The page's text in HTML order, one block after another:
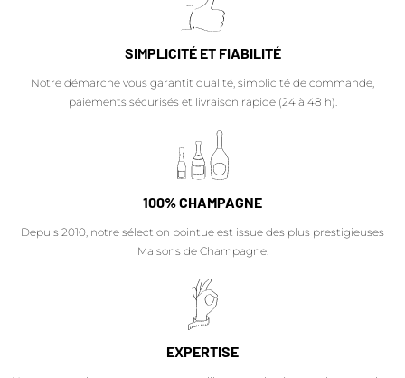
SIMPLICITÉ ET FIABILITÉ
Notre démarche vous garantit qualité, simplicité de commande,
paiements sécurisés et livraison rapide (24 à 48 h).
100% CHAMPAGNE
Depuis 2010, notre sélection pointue est issue des plus prestigieuses
Maisons de Champagne.
EXPERTISE